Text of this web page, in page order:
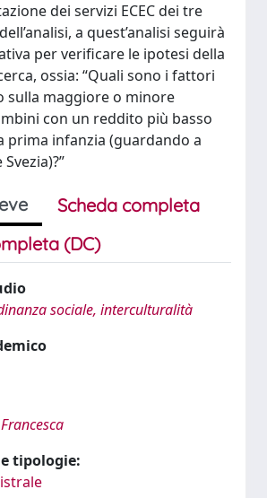
dei servizi ECEC dei tre
a quest’analisi seguirà
per verificare le ipotesi della
ossia: “Quali sono i fattori
sulla maggiore o minore
con un reddito più basso
prima infanzia (guardando a
Scheda completa
(DC)
sociale, interculturalità
tipologie: